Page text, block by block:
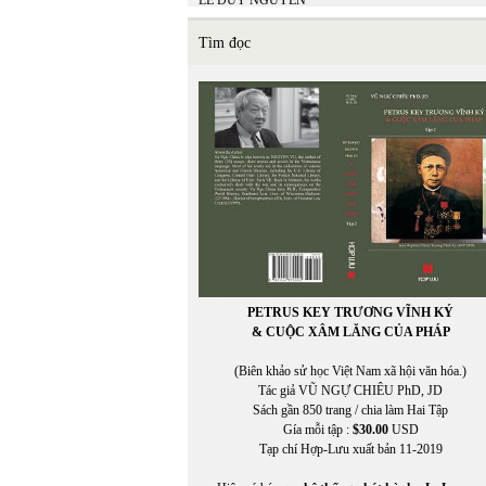
LÊ GIANG TRẦN
lê hữu
Lê Minh Hiền
LÊ MINH HIỂN
LÊ MINH NHỰT
LÊ MINH PHONG
Lê Ngân Hằng
Lê Nguyệt Minh
Lê Nho Quế Sơn
Lê Phong Quan
Lê Thị Dương
LÊ THỊ HUỆ
Lê Thị Thanh Thảo
Lê Thị Thanh Thảo chuyển ngữ
LÊ THỜI TÂN
LÊ VĂN HIẾU
Tìm đọc
PETRUS KEY TRƯƠNG VĨNH KÝ
& CUỘC XÂM LĂNG CỦA PHÁP
(Biên khảo sử học Việt Nam xã hội văn hóa.)
Tác giả VŨ NGỰ CHIÊU PhD, JD
Sách gần 850 trang / chia làm Hai Tập
Gía mỗi tập : $30.00USD
Tạp chí Hợp-Lưu xuất bản 11-2019